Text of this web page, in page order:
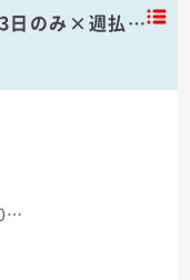
3日のみ×週払…